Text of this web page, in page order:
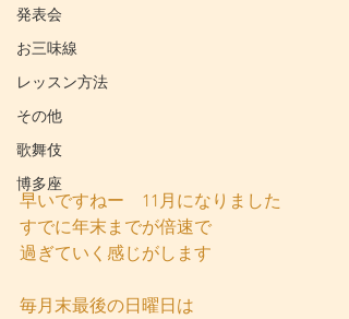
発表会
お三味線
レッスン方法
その他
歌舞伎
博多座
早いですねー　11月になりました
すでに年末までが倍速で
過ぎていく感じがします
毎月末最後の日曜日は